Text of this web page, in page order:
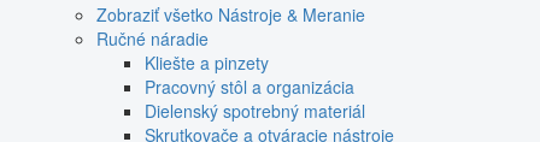
Zobraziť všetko Nástroje & Meranie
Ručné náradie
Kliešte a pinzety
Pracovný stôl a organizácia
Dielenský spotrebný materiál
Skrutkovače a otváracie nástroje